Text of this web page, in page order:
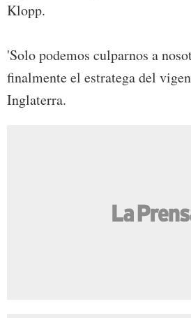
Klopp.
'Solo podemos culparnos a
finalmente el estratega del
Inglaterra.